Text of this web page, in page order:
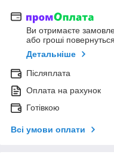
Ви отримаєте
або гроші
Детальніше
Післяплата
Оплата на рахунок
Готівкою
Всі умови оплати